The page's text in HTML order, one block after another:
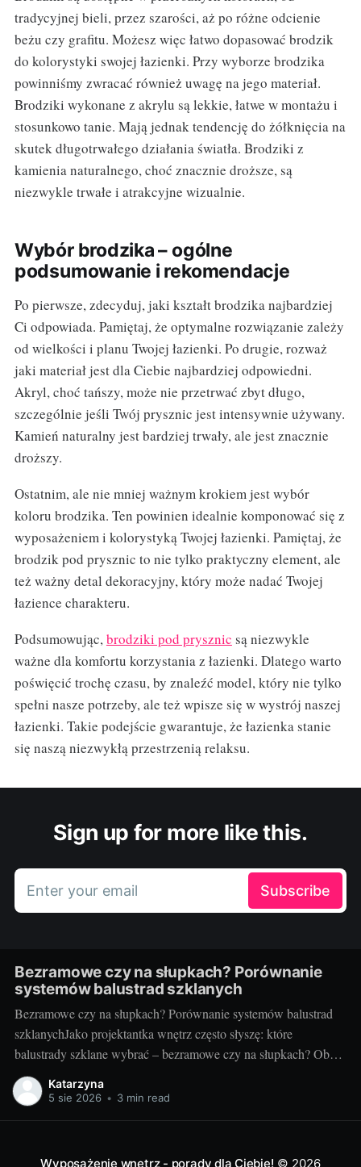
tradycyjnej bieli, przez szarości, aż po różne odcienie
beżu czy grafitu. Możesz więc łatwo dopasować brodzik
do kolorystyki swojej łazienki. Przy wyborze brodzika
powinniśmy zwracać również uwagę na jego materiał.
Brodziki wykonane z akrylu są lekkie, łatwe w montażu i
stosunkowo tanie. Mają jednak tendencję do żółknięcia na
skutek długotrwałego działania światła. Brodziki z
kamienia naturalnego, choć znacznie droższe, są
niezwykle trwałe i atrakcyjne wizualnie.
Wybór brodzika – ogólne
podsumowanie i rekomendacje
Po pierwsze, zdecyduj, jaki kształt brodzika najbardziej
Ci odpowiada. Pamiętaj, że optymalne rozwiązanie zależy
od wielkości i planu Twojej łazienki. Po drugie, rozważ
jaki materiał jest dla Ciebie najbardziej odpowiedni.
Akryl, choć tańszy, może nie przetrwać zbyt długo,
szczególnie jeśli Twój prysznic jest intensywnie używany.
Kamień naturalny jest bardziej trwały, ale jest znacznie
droższy.
Ostatnim, ale nie mniej ważnym krokiem jest wybór
koloru brodzika. Ten powinien idealnie komponować się z
wyposażeniem i kolorystyką Twojej łazienki. Pamiętaj, że
brodzik pod prysznic to nie tylko praktyczny element, ale
też ważny detal dekoracyjny, który może nadać Twojej
łazience charakteru.
Podsumowując,brodziki pod prysznic są niezwykle
ważne dla komfortu korzystania z łazienki. Dlatego warto
poświęcić trochę czasu, by znaleźć model, który nie tylko
spełni nasze potrzeby, ale też wpisze się w wystrój naszej
łazienki. Takie podejście gwarantuje, że łazienka stanie
się naszą niezwykłą przestrzenią relaksu.
Sign up for more like this.
Enter your email Subscribe
Bezramowe czy na słupkach? Porównanie
systemów balustrad szklanych
Bezramowe czy na słupkach? Porównanie systemów balustrad
szklanychJako projektantka wnętrz często słyszę: które
balustrady szklane wybrać – bezramowe czy na słupkach? Oba
systemy potrafią wyglądać zjawiskowo i podnieść wartość
nieruchomości, ale różnią się konstrukcją, montażem i
Czym
Katarzyna
5 sie 2026 • 3 min read
Wyposażenie wnętrz - porady dla Ciebie! © 2026